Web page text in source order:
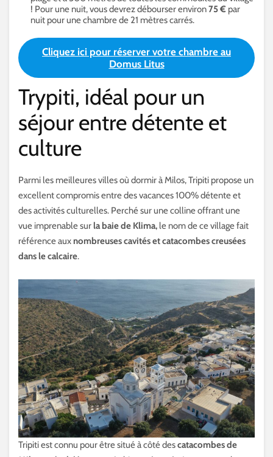
! Pour une nuit, vous devrez débourser environ75 € par
nuit pour une chambre de 21 mètres carrés.
Cliquez ici pour réserver votre chambre au
Domus Litus
Trypiti, idéal pour un
séjour entre détente et
culture
Parmi les meilleures villes où dormir à Milos, Tripiti propose un
excellent compromis entre des vacances 100% détente et
des activités culturelles. Perché sur une colline offrant une
vue imprenable sur la baie de Klima, le nom de ce village fait
référence aux nombreuses cavités et catacombes creusées
dans le calcaire.
Tripiti est connu pour être situé à côté descatacombes de